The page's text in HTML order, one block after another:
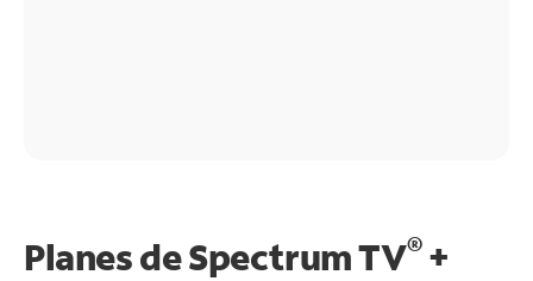
Planes de Spectrum TV®+